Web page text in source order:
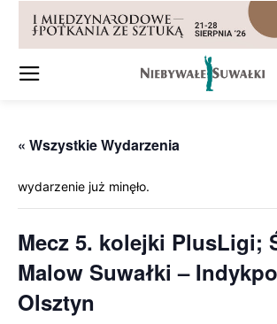
« Wszystkie Wydarzenia
wydarzenie już minęło.
Mecz 5. kolejki PlusLigi;
Malow Suwałki –
Olsztyn